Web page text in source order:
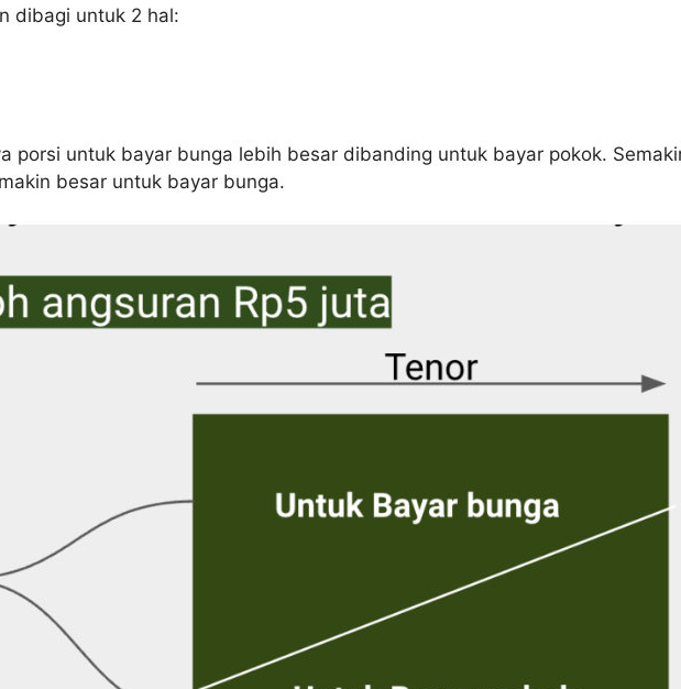
dibagi untuk 2 hal:
porsi untuk bayar bunga lebih besar dibanding untuk bayar pokok.
besar untuk bayar bunga.